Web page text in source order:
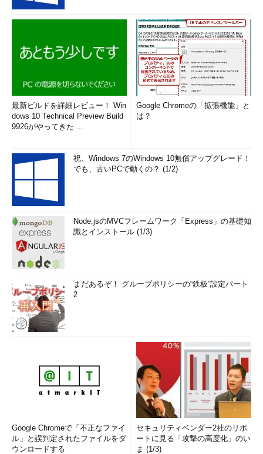
最新ビルドを詳細レビュー！ Win
dows 10 Technical Preview Build
9926がやってきた ...
Google Chromeの「拡張機能」と
は？
祝、Windows 7のWindows 10無償アップグレード！
でも、古いPCで動くの？ (1/2)
Node.jsのMVCフレームワーク「Express」の基礎知
識とインストール (1/3)
まだあるぞ！ グループポリシーの“鉄板”設定パート
2
Google Chromeで「不正なファイ
ル」と誤判定されたファイルをダ
ウンロードする
セキュリティベンダー2社のリポ
ートに見る「攻撃の高度化」のい
ま (1/3)